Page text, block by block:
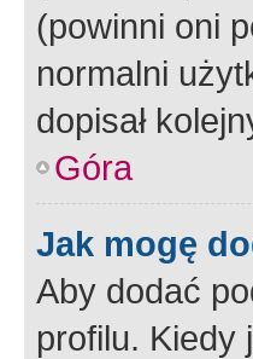
(powinni oni
normalni
dopisał
Góra
Jak mogę
Aby dodać
profilu.